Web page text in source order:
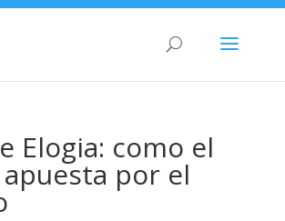
Elogia: como el
apuesta por el